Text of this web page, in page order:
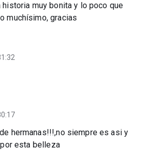
historia muy bonita y lo poco que
muchísimo, gracias
hermanas!!!,no siempre es asi y
esta belleza